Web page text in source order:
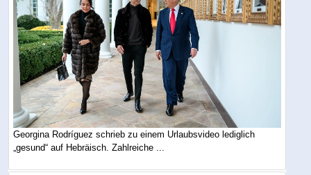
Georgina Rodríguez schrieb zu einem Urlaubsvideo lediglich
„gesund“ auf Hebräisch. Zahlreiche ...